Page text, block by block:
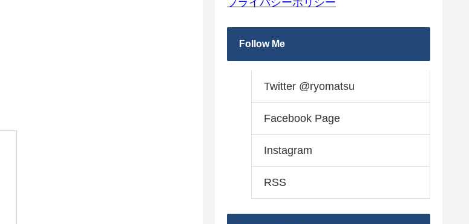
Follow Me
Twitter @ryomatsu
Facebook Page
Instagram
RSS